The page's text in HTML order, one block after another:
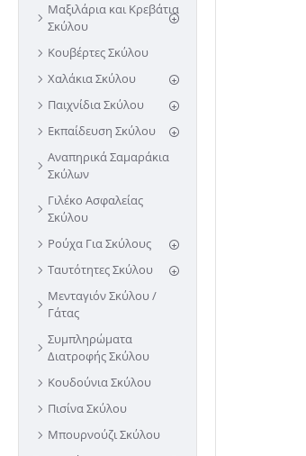
Μαξιλάρια και Κρεβάτια
Σκύλου
Κουβέρτες Σκύλου
Χαλάκια Σκύλου
Παιχνίδια Σκύλου
Εκπαίδευση Σκύλου
Αναπηρικά Σαμαράκια
Σκύλων
Γιλέκο Ασφαλείας
Σκύλου
Ρούχα Για Σκύλους
Ταυτότητες Σκύλου
Μενταγιόν Σκύλου /
Γάτας
Συμπληρώματα
Διατροφής Σκύλου
Κουδούνια Σκύλου
Πισίνα Σκύλου
Μπουρνούζι Σκύλου